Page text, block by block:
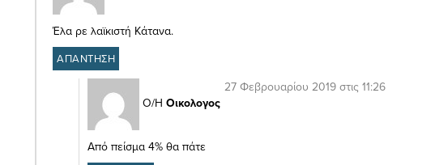
Έλα ρε λαϊκιστή Κάτανα.
ΑΠΑΝΤΗΣΗ
Ο/Η Οικολογος
27 Φεβρουαρίου 2019 στις 11:26
Από πείσμα 4% θα πάτε